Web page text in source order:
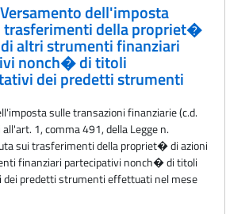
dell'imposta
trasferimenti della propriet�
altri strumenti finanziari
nonch� di titoli
dei predetti strumenti
sulle transazioni finanziarie (c.d.
all'art. 1, comma 491, della Legge n.
sui trasferimenti della propriet� di azioni
finanziari partecipativi nonch� di titoli
dei predetti strumenti effettuati nel mese